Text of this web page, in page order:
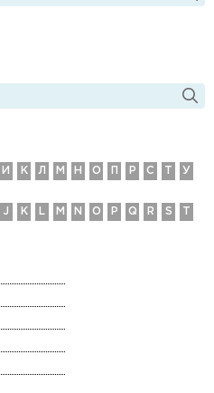
И К Л М Н О П Р С Т
У
J K L M N O P Q R S
T